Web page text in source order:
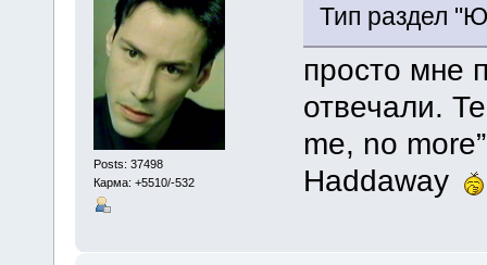
Posts: 37498
Карма: +5510/-532
Тип раздел
просто мне
отвечали.
me, no
Haddaway